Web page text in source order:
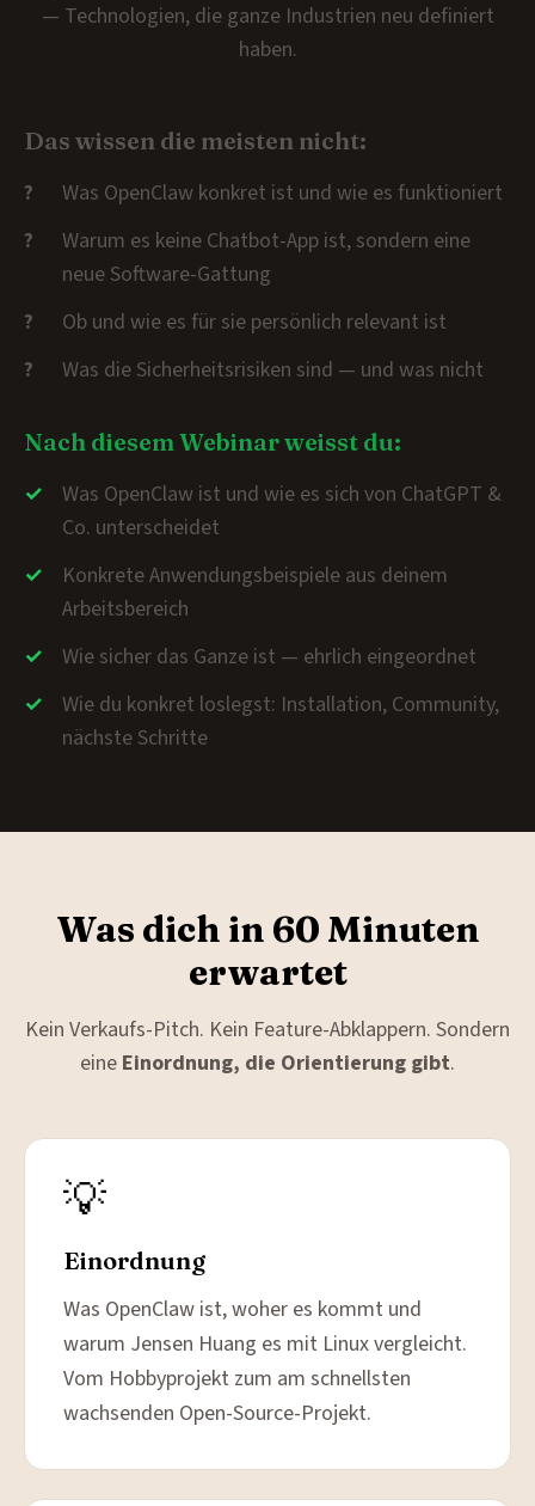
— Technologien, die ganze Industrien neu definiert
haben.
Das wissen die meisten nicht:
Was OpenClaw konkret ist und wie es funktioniert
Warum es keine Chatbot-App ist, sondern eine
neue Software-Gattung
Ob und wie es für sie persönlich relevant ist
Was die Sicherheitsrisiken sind — und was nicht
Nach diesem Webinar weisst du:
Was OpenClaw ist und wie es sich von ChatGPT &
Co. unterscheidet
Konkrete Anwendungsbeispiele aus deinem
Arbeitsbereich
Wie sicher das Ganze ist — ehrlich eingeordnet
Wie du konkret loslegst: Installation, Community,
nächste Schritte
Was dich in 60 Minuten
erwartet
Kein Verkaufs-Pitch. Kein Feature-Abklappern. Sondern
eine Einordnung, die Orientierung gibt.
💡
Einordnung
Was OpenClaw ist, woher es kommt und
warum Jensen Huang es mit Linux vergleicht.
Vom Hobbyprojekt zum am schnellsten
wachsenden Open-Source-Projekt.